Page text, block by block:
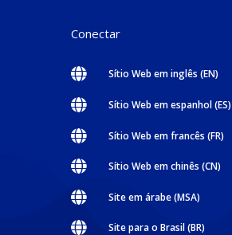
Conectar
 Sítio Web em inglês (EN)
 Sítio Web em espanhol (ES)
 Sítio Web em francês (FR)
 Sítio Web em chinês (CN)
 Site em árabe (MSA)
 Site para o Brasil (BR)